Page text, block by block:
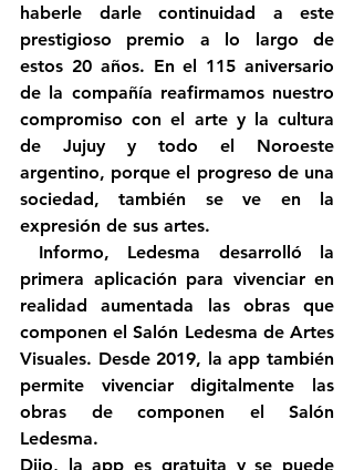
haberle darle continuidad a este
prestigioso premio a lo largo de
estos 20 años. En el 115 aniversario
de la compañía reafirmamos nuestro
compromiso con el arte y la cultura
de Jujuy y todo el Noroeste
argentino, porque el progreso de una
sociedad, también se ve en la
expresión de sus artes.
primera aplicación para vivenciar en
realidad aumentada las obras que
componen el Salón Ledesma de Artes
Visuales. Desde 2019, la app también
permite vivenciar digitalmente las
obras de componen el Salón
Ledesma.
Dijo, la app es gratuita y se puede